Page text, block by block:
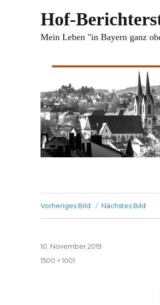
Hof-
Mein Leben "in Bayern ganz
Vorheriges Bild Nächstes Bild
Veröffentlicht
10. November 2019
Volle
1500 × 1001